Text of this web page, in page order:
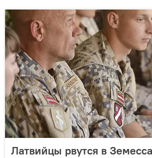
Латвийцы рвутся в